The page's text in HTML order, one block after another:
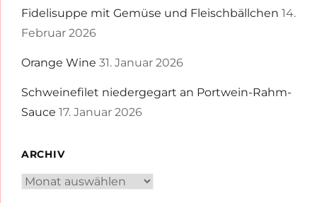
Fidelisuppe mit Gemüse und Fleischbällchen 14.
Februar 2026
Orange Wine 31. Januar 2026
Schweinefilet niedergegart an Portwein-Rahm-
Sauce 17. Januar 2026
ARCHIV
Archiv